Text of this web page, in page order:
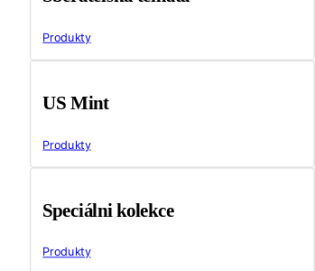
Produkty
US Mint
Produkty
Speciálni kolekce
Produkty